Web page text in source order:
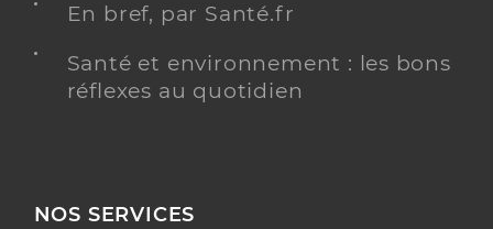
En bref, par Santé.fr
Santé et environnement : les bons
réflexes au quotidien
NOS SERVICES